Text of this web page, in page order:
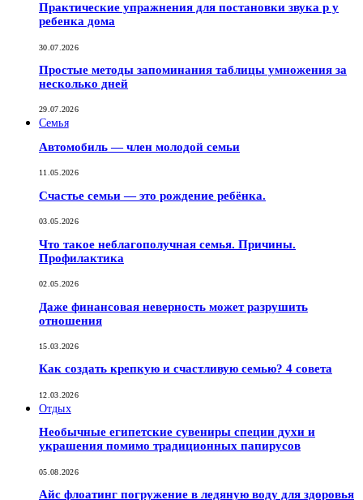
Практические упражнения для постановки звука р у
ребенка дома
30.07.2026
Простые методы запоминания таблицы умножения за
несколько дней
29.07.2026
Семья
Автомобиль — член молодой семьи
11.05.2026
Счастье семьи — это рождение ребёнка.
03.05.2026
Что такое неблагополучная семья. Причины.
Профилактика
02.05.2026
Даже финансовая неверность может разрушить
отношения
15.03.2026
Как создать крепкую и счастливую семью? 4 совета
12.03.2026
Отдых
Необычные египетские сувениры специи духи и
украшения помимо традиционных папирусов
05.08.2026
Айс флоатинг погружение в ледяную воду для здоровья